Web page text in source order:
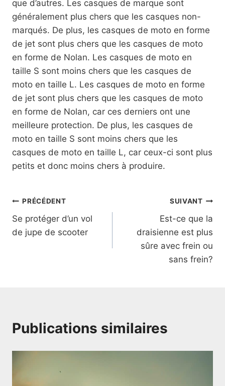
que d’autres. Les casques de marque sont
généralement plus chers que les casques non-
marqués. De plus, les casques de moto en forme
de jet sont plus chers que les casques de moto
en forme de Nolan. Les casques de moto en
taille S sont moins chers que les casques de
moto en taille L. Les casques de moto en forme
de jet sont plus chers que les casques de moto
en forme de Nolan, car ces derniers ont une
meilleure protection. De plus, les casques de
moto en taille S sont moins chers que les
casques de moto en taille L, car ceux-ci sont plus
petits et donc moins chers à produire.
Navigation
de
PRÉCÉDENT
Se protéger d’un vol
de jupe de scooter
SUIVANT
Est-ce que la
draisienne est plus
sûre avec frein ou
sans frein?
Publications similaires